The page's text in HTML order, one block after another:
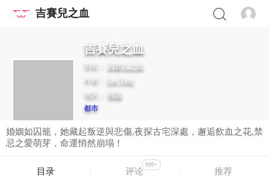
吉賽兒之血
吉賽兒之血
别名： 吉赛儿之血
作者： Lee Yunj
地区： 韩国
都市
婚姻如囚籠，她藏起叛逆與悲傷,夜探古宅深處，邂逅飲血之花,禁
忌之愛萌芽，命運悄然崩塌！
目录 评论
999+
推荐